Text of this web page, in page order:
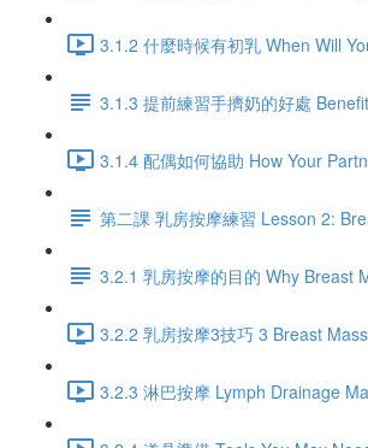
3.1.2 什麼時候有初乳 When Will
3.1.3 提前練習手擠奶的好處
3.1.4 配偶如何協助 How Your
第二課 乳房按摩練習 Lesson 2:
3.2.1 乳房按摩的目的 Why Breast
3.2.2 乳房按摩3技巧 3 Breast
3.2.3 淋巴按摩 Lymph Drainage